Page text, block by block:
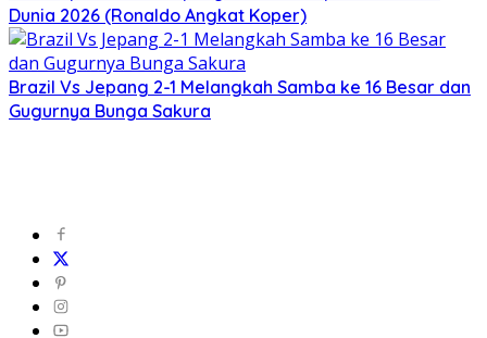
Dunia 2026 (Ronaldo Angkat Koper)
Brazil Vs Jepang 2-1 Melangkah Samba ke 16 Besar dan
Gugurnya Bunga Sakura